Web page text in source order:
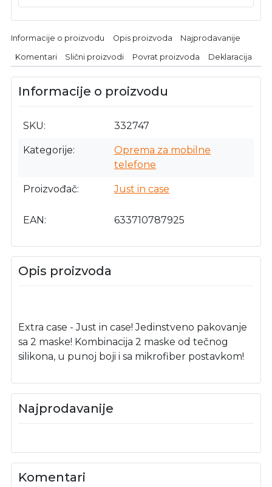
Informacije o proizvodu Opis proizvoda Najprodavanije
Komentari Slični proizvodi Povrat proizvoda Deklaracija
Informacije o proizvodu
SKU 332747
Kategorije
Oprema za mobilne
telefone
Proizvođač Just in case
EAN 633710787925
Opis proizvoda
Extra case - Just in case! Jedinstveno pakovanje
sa 2 maske! Kombinacija 2 maske od tečnog
silikona, u punoj boji i sa mikrofiber postavkom!
Najprodavanije
Komentari